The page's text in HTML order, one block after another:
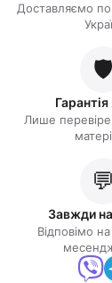
Доставляємо по
🛡️
Гарантія
Лише
💬
Завжди
Відповімо